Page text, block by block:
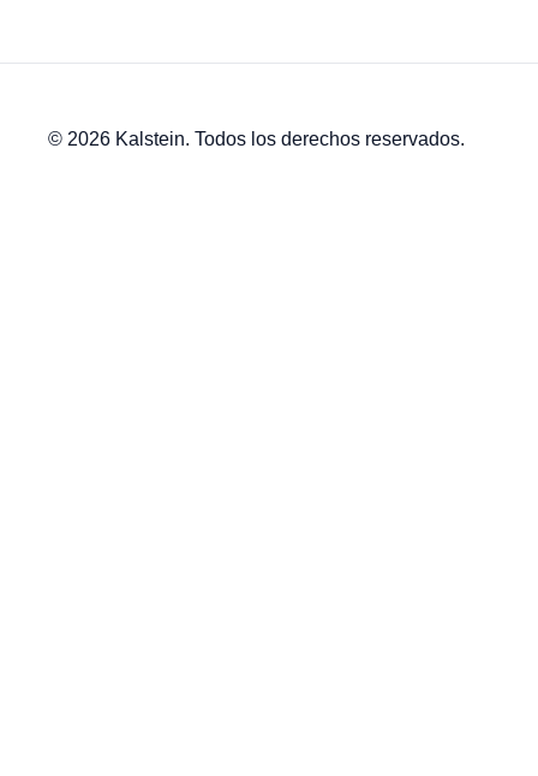
© 2026 Kalstein. Todos los derechos reservados.